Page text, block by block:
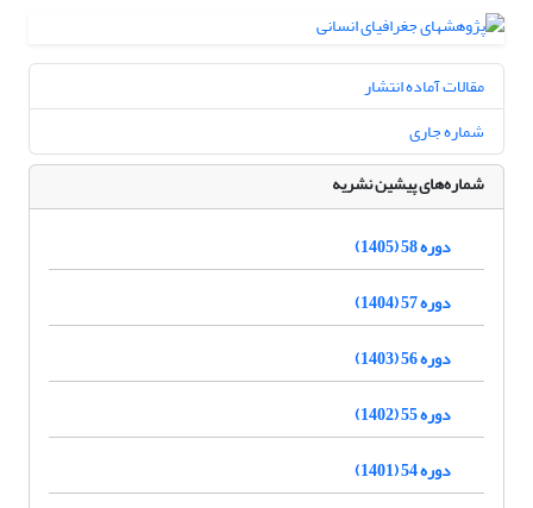
مقالات آماده انتشار
شماره جاری
شماره‌های پیشین نشریه
دوره 58 (1405)
دوره 57 (1404)
دوره 56 (1403)
دوره 55 (1402)
دوره 54 (1401)